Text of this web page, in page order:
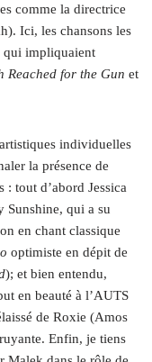
comme la directrice
Ici, les chansons les
qui impliquaient
Reached for the Gun et
individuelles
la présence de
: tout d’abord Jessica
Sunshine, qui a su
en chant classique
optimiste en dépit de
); et bien entendu,
en beauté à l’AUTS
de Roxie (Amos
Enfin, je tiens